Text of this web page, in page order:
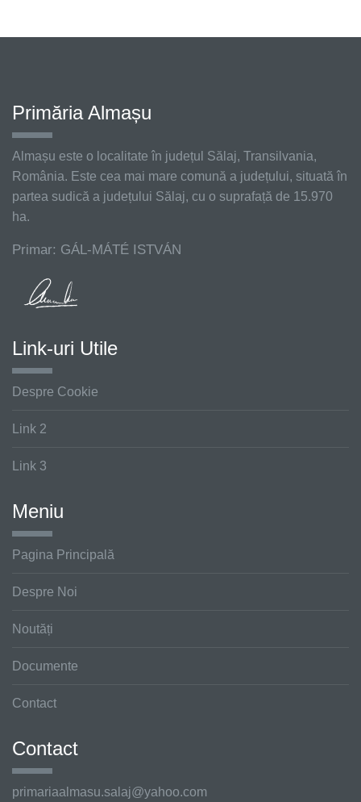
Primăria Almașu
Almașu este o localitate în județul Sălaj, Transilvania,
România. Este cea mai mare comună a județului, situată în
partea sudică a județului Sălaj, cu o suprafață de 15.970
ha.
Primar: GÁL-MÁTÉ ISTVÁN
Link-uri Utile
Despre Cookie
Link 2
Link 3
Meniu
Pagina Principală
Despre Noi
Noutăți
Documente
Contact
Contact
primariaalmasu.salaj@yahoo.com